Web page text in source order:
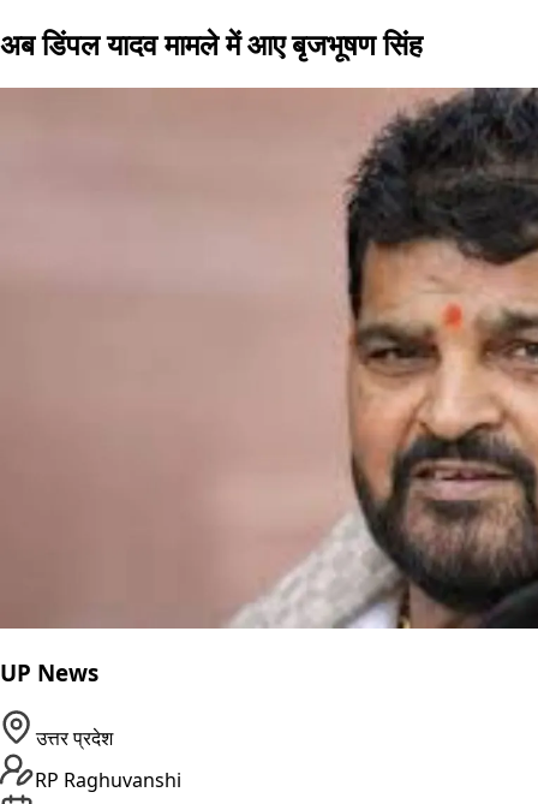
अब डिंपल यादव मामले में आए बृजभूषण सिंह
UP News
उत्तर प्रदेश
RP Raghuvanshi